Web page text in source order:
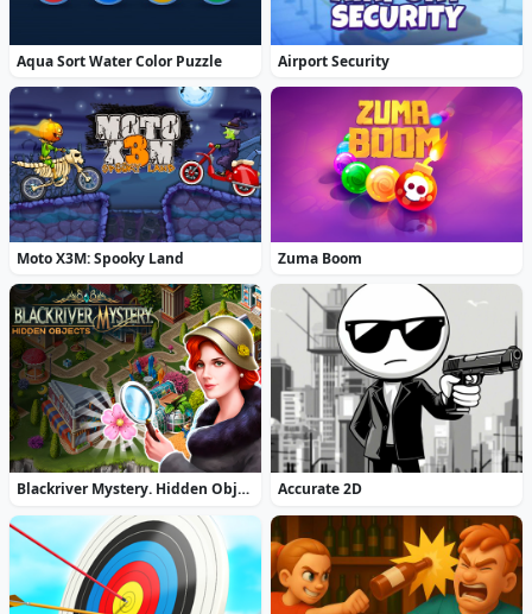
Aqua Sort Water Color Puzzle Airport Security
Moto X3M: Spooky Land Zuma Boom
Blackriver Mystery. Hidden Objects Accurate 2D